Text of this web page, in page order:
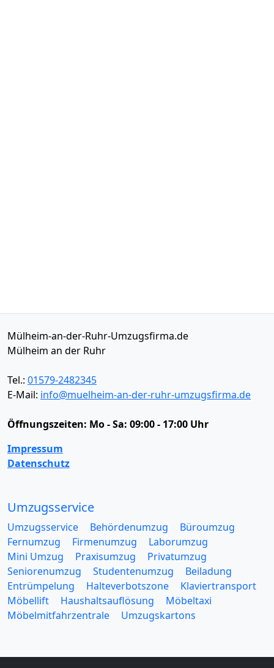
Mülheim-an-der-Ruhr-Umzugsfirma.de
Mülheim an der Ruhr
Tel.: 01579-2482345
E-Mail: info@muelheim-an-der-ruhr-umzugsfirma.de
Öffnungszeiten: Mo - Sa: 09:00 - 17:00 Uhr
Impressum
Datenschutz
Umzugsservice
Umzugsservice Behördenumzug
Büroumzug
Fernumzug
Firmenumzug
Laborumzug
Mini Umzug
Praxisumzug
Privatumzug
Seniorenumzug
Studentenumzug
Beiladung
Entrümpelung
Halteverbotszone
Klaviertransport
Möbellift
Haushaltsauflösung
Möbeltaxi
Möbelmitfahrzentrale
Umzugskartons